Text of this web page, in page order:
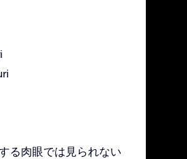
る肉眼では見られない